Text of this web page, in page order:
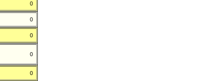
0
0
0
0
0